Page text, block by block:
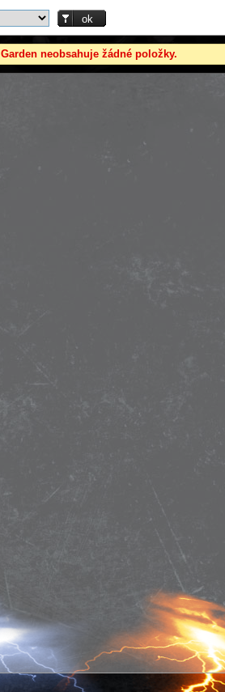
neobsahuje žádné položky.